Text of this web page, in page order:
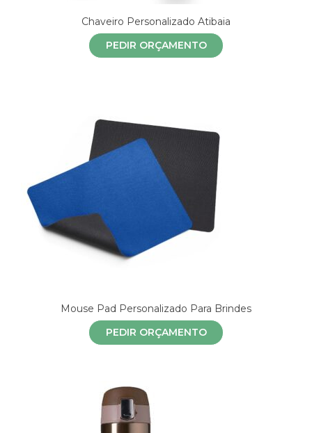
Chaveiro Personalizado Atibaia
PEDIR ORÇAMENTO
Mouse Pad Personalizado Para Brindes
PEDIR ORÇAMENTO